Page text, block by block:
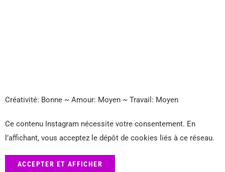
Créativité: Bonne ~ Amour: Moyen ~ Travail: Moyen
Ce contenu Instagram nécessite votre consentement. En
l’affichant, vous acceptez le dépôt de cookies liés à ce réseau.
ACCEPTER ET AFFICHER